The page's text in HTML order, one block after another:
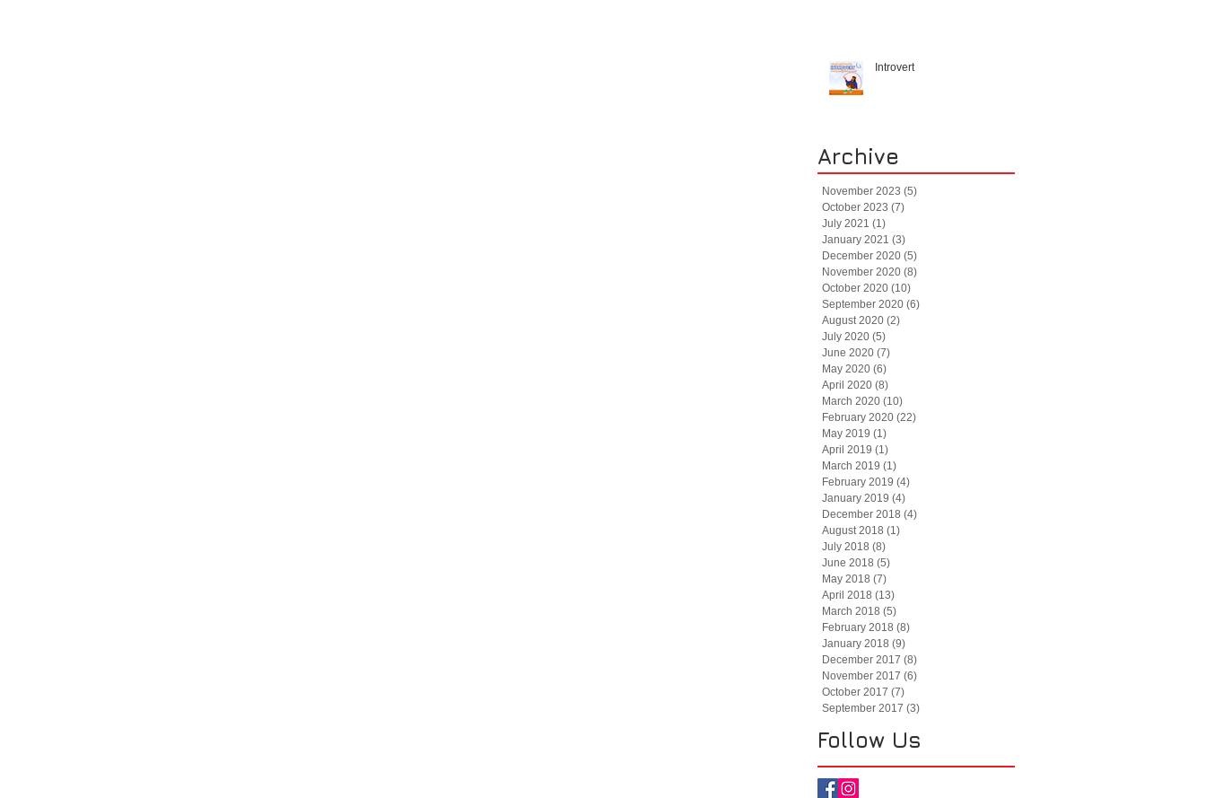
Introvert
Archive
November 2023 (5)
October 2023 (7)
July 2021 (1)
January 2021 (3)
December 2020 (5)
November 2020 (8)
October 2020 (10)
September 2020 (6)
August 2020 (2)
July 2020 (5)
June 2020 (7)
May 2020 (6)
April 2020 (8)
March 2020 (10)
February 2020 (22)
May 2019 (1)
April 2019 (1)
March 2019 (1)
February 2019 (4)
January 2019 (4)
December 2018 (4)
August 2018 (1)
July 2018 (8)
June 2018 (5)
May 2018 (7)
April 2018 (13)
March 2018 (5)
February 2018 (8)
January 2018 (9)
December 2017 (8)
November 2017 (6)
October 2017 (7)
September 2017 (3)
Follow Us